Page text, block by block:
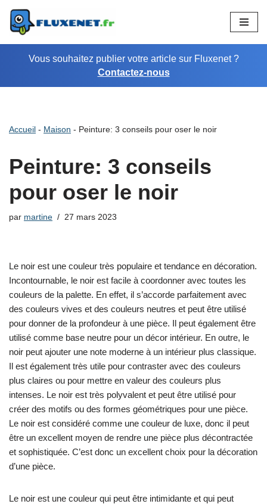
Aller
au
contenuVous souhaitez publier votre article sur Fluxenet ?
Contactez-nous
Accueil - Maison - Peinture: 3 conseils pour oser le noir
Peinture: 3 conseils
pour oser le noir
par martine 27 mars 2023
Le noir est une couleur très populaire et tendance en décoration.
Incontournable, le noir est facile à coordonner avec toutes les
couleurs de la palette. En effet, il s’accorde parfaitement avec
des couleurs vives et des couleurs neutres et peut être utilisé
pour donner de la profondeur à une pièce. Il peut également être
utilisé comme base neutre pour un décor intérieur. En outre, le
noir peut ajouter une note moderne à un intérieur plus classique.
Il est également très utile pour contraster avec des couleurs
plus claires ou pour mettre en valeur des couleurs plus
intenses. Le noir est très polyvalent et peut être utilisé pour
créer des motifs ou des formes géométriques pour une pièce.
Le noir est considéré comme une couleur de luxe, donc il peut
être un excellent moyen de rendre une pièce plus décontractée
et sophistiquée. C’est donc un excellent choix pour la décoration
d’une pièce.
Le noir est une couleur qui peut être intimidante et qui peut